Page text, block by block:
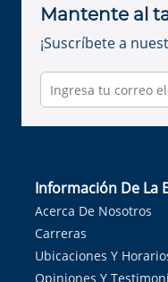
Mantente al
¡Suscríbete a
Información De La
Acerca De Nosotros
Carreras
Ubicaciones Y
Opiniones Y